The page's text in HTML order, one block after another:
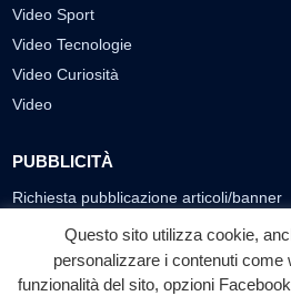
Video Sport
Video Tecnologie
Video Curiosità
Video
PUBBLICITÀ
Richiesta pubblicazione articoli/banner
SEGUICI SUI SOCIAL
f ◎
Questo sito utilizza cookie,
personalizzare i contenuti come
funzionalità del sito, opzioni